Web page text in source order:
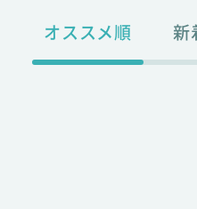
オススメ順 新